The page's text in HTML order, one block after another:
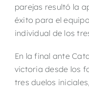
parejas resultó la
éxito para el
individual de los
En la final ante
victoria desde los
tres duelos